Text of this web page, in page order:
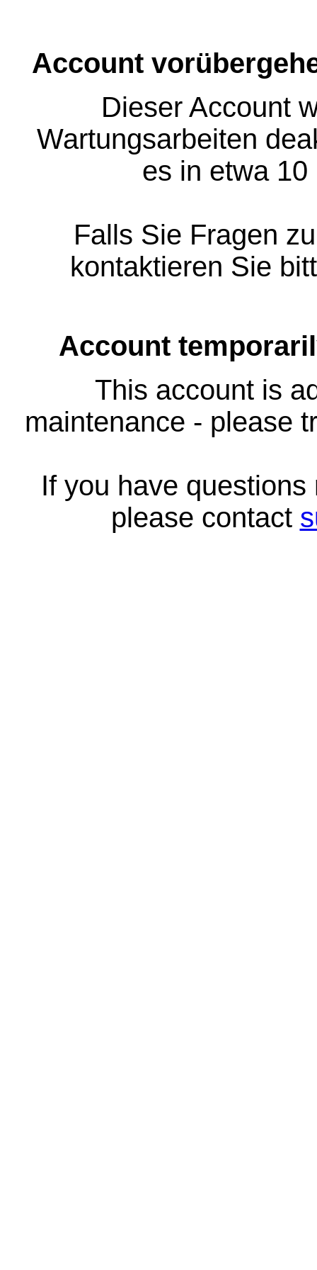
Account
Dieser Account
Wartungsarbeiten
es in etwa
Falls Sie Fragen
kontaktieren Sie
Account
This account is
maintenance - please
If you have
please contact